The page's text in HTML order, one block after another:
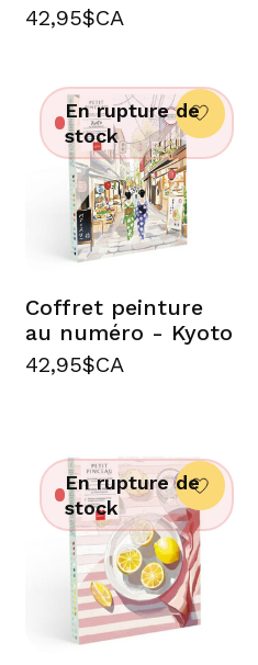
42,95$CA
En rupture de
stock
Coffret peinture
au numéro - Kyoto
42,95$CA
En rupture de
stock